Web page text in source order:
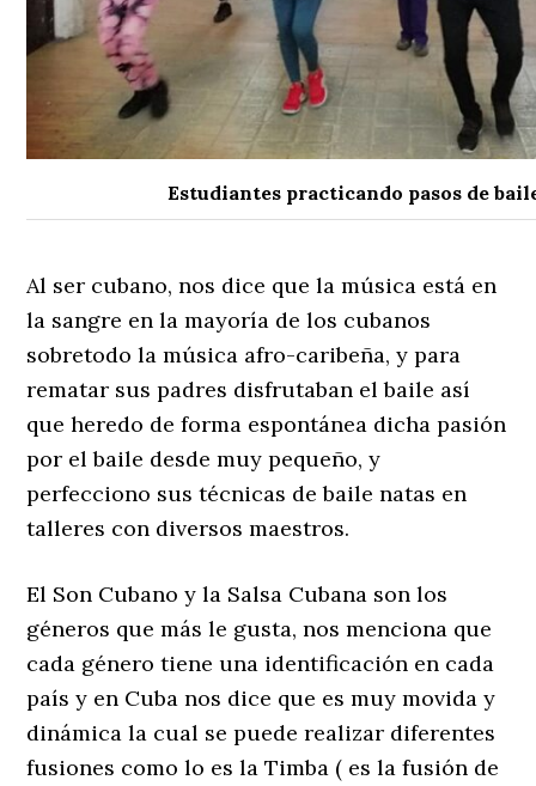
Estudiantes practicando pasos de
Al ser cubano, nos dice que la música está en
la sangre en la mayoría de los cubanos
sobretodo la música afro-caribeña, y para
rematar sus padres disfrutaban el baile así
que heredo de forma espontánea dicha pasión
por el baile desde muy pequeño, y
perfecciono sus técnicas de baile natas en
talleres con diversos maestros.
El Son Cubano y la Salsa Cubana son los
géneros que más le gusta, nos menciona que
cada género tiene una identificación en cada
país y en Cuba nos dice que es muy movida y
dinámica la cual se puede realizar diferentes
fusiones como lo es la Timba ( es la fusión de